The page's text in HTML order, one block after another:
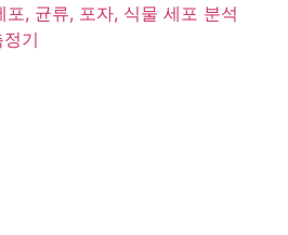
포, 균류, 포자, 식물 세포 분석
기